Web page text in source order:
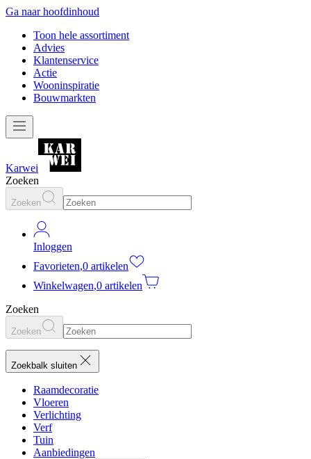
Ga naar hoofdinhoud
Toon hele assortiment
Advies
Klantenservice
Actie
Wooninspiratie
Bouwmarkten
Karwei
Zoeken
Zoeken
Inloggen
Favorieten,0 artikelen
Winkelwagen,0 artikelen
Zoeken
Zoeken
Zoekbalk sluiten
Raamdecoratie
Vloeren
Verlichting
Verf
Tuin
Aanbiedingen